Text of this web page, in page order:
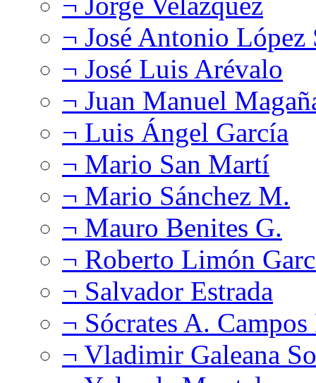
¬ José Antonio López
¬ José Luis Arévalo
¬ Juan Manuel
¬ Luis Ángel García
¬ Mario San Martí
¬ Mario Sánchez M.
¬ Mauro Benites G.
¬ Roberto Limón
¬ Salvador Estrada
¬ Sócrates A.
¬ Vladimir Galeana